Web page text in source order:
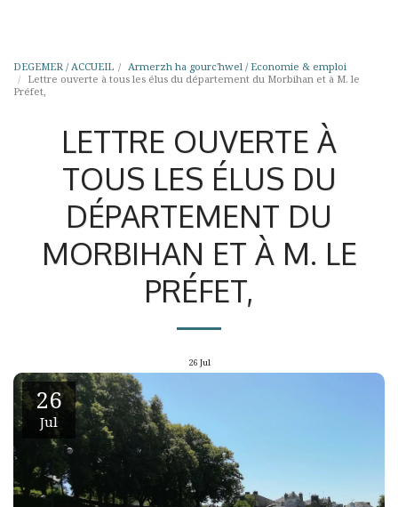
DEGEMER / ACCUEIL
Armerzh ha gourc'hwel / Economie & emploi
Lettre ouverte à tous les élus du département du Morbihan et à M. le
Préfet,
LETTRE OUVERTE À
TOUS LES ÉLUS DU
DÉPARTEMENT DU
MORBIHAN ET À M. LE
PRÉFET,
26 Jul
26
Jul